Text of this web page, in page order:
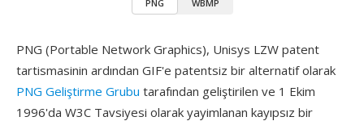
PNG WBMP
PNG (Portable Network Graphics), Unisys LZW patent
tartismasinin ardından GIF'e patentsiz bir alternatif olarak
PNG Geliştirme Grubu tarafından geliştirilen ve 1 Ekim
1996'da W3C Tavsiyesi olarak yayimlanan kayıpsız bir